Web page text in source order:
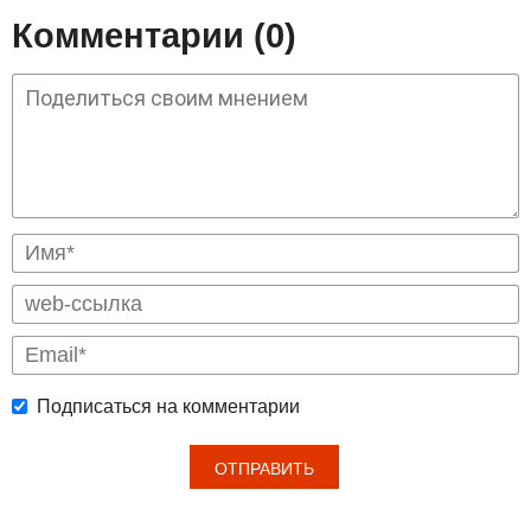
Комментарии (0)
Подписаться на комментарии